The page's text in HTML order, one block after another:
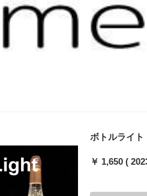
ボトルライト
￥ 1,650 (